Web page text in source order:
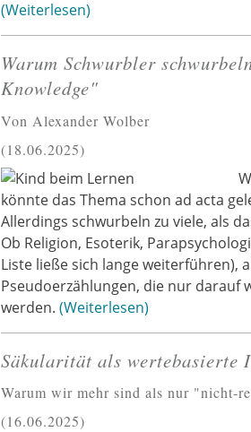
Weiterlesen
Warum Schwurbler
Knowledge"
Von Alexander Wolber
18.06.2025
könnte das Thema schon ad acta
Allerdings schwurbeln zu viele, als
Ob Religion, Esoterik,
Liste ließe sich lange weiterführen),
Pseudoerzählungen, die nur darauf
werden. Weiterlesen
Säkularität als wertebasierte
Warum wir mehr sind als nur "nicht-
16.06.2025